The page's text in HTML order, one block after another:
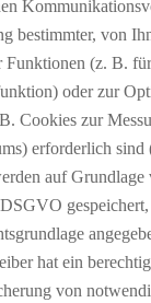
bestimmter, von
Funktionen (z. B.
oder zur
Cookies zur
erforderlich sind
auf Grundlage
hat ein
von